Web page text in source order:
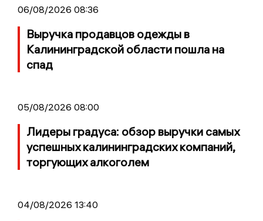
06/08/2026 08:36
Выручка продавцов одежды в
Калининградской области пошла на
спад
05/08/2026 08:00
Лидеры градуса: обзор выручки самых
успешных калининградских компаний,
торгующих алкоголем
04/08/2026 13:40